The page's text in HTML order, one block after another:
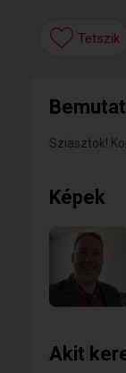
Tetszik
Sziasztok!
Képek
Akit